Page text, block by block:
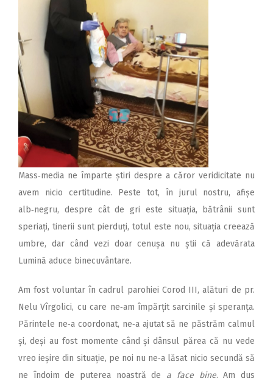
Mass‑media ne împarte știri despre a căror veridicitate nu
avem nicio certitudine. Peste tot, în jurul nostru, afișe
alb‑negru, despre cât de gri este situația, bătrânii sunt
speriați, tinerii sunt pierduți, totul este nou, situația creează
umbre, dar când vezi doar cenușa nu știi că adevărata
Lumină aduce binecuvântare.
Am fost voluntar în cadrul parohiei Corod III, alături de pr.
Nelu Vîrgolici, cu care ne‑am împărțit sarcinile și speranța.
Părintele ne‑a coordonat, ne‑a ajutat să ne păstrăm calmul
și, deși au fost momente când și dânsul părea că nu vede
vreo ieșire din situație, pe noi nu ne‑a lăsat nicio secundă să
ne îndoim de puterea noastră de a face bine. Am dus